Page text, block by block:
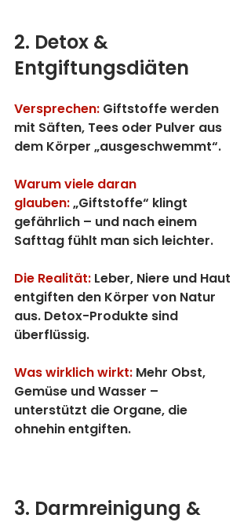
2. Detox &
Entgiftungsdiäten
Versprechen: Giftstoffe werden
mit Säften, Tees oder Pulver aus
dem Körper „ausgeschwemmt“.
Warum viele daran
glauben: „Giftstoffe“ klingt
gefährlich – und nach einem
Safttag fühlt man sich leichter.
Die Realität: Leber, Niere und Haut
entgiften den Körper von Natur
aus. Detox-Produkte sind
überflüssig.
Was wirklich wirkt: Mehr Obst,
Gemüse und Wasser –
unterstützt die Organe, die
ohnehin entgiften.
3. Darmreinigung &